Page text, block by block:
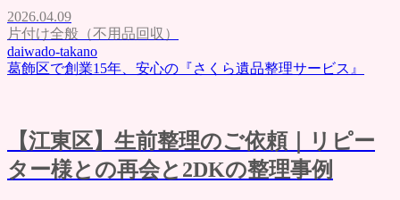
2026.04.09
片付け全般（不用品回収）
daiwado-takano
葛飾区で創業15年、安心の『さくら遺品整理サービス』
【江東区】生前整理のご依頼｜リピー
ター様との再会と2DKの整理事例